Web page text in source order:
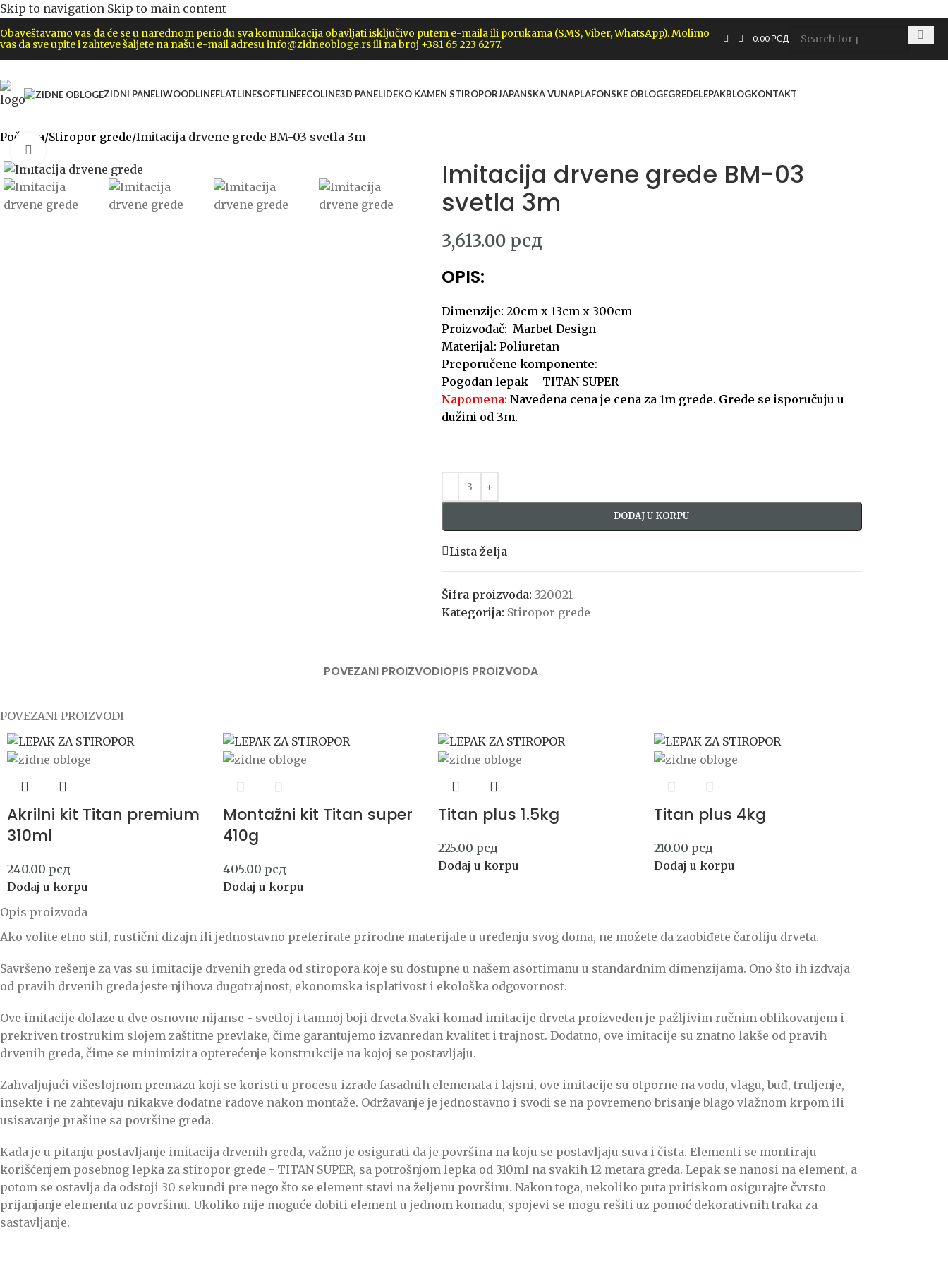
Skip to navigation Skip to main content
Obaveštavamo vas da će se u narednom periodu sva komunikacija obavljati isključivo putem e-maila ili porukama (SMS, Viber, WhatsApp). Molimo
vas da sve upite i zahteve šaljete na našu e-mail adresu info@zidneobloge.rs ili na broj +381 65 223 6277.
0.00 РСД
ZIDNI PANELIWOODLINEFLATLINESOFTLINEECOLINE3D PANELIDEKO KAMEN STIROPORJAPANSKA VUNAPLAFONSKE OBLOGEGREDELEPAKBLOGKONTAKT
Početna/Stiropor grede/Imitacija drvene grede BM-03 svetla 3m
Imitacija drvene grede BM-03
svetla 3m
3,613.00 рсд
OPIS:
Dimenzije: 20cm x 13cm x 300cm
Proizvođač: Marbet Design
Materijal: Poliuretan
Preporučene komponente:
Pogodan lepak– TITAN SUPER
Napomena: Navedena cena je cena za 1m grede. Grede se isporučuju u
dužini od 3m.
DODAJ U KORPU
Lista želja
Šifra proizvoda: 320021
Kategorija: Stiropor grede
POVEZANI PROIZVODIOPIS PROIZVODA
POVEZANI PROIZVODI
Akrilni kit Titan premium
310ml
240.00 рсд
Dodaj u korpu
Montažni kit Titan super
410g
405.00 рсд
Dodaj u korpu
Titan plus 1.5kg
225.00 рсд
Dodaj u korpu
Titan plus 4kg
210.00 рсд
Dodaj u korpu
Opis proizvoda
Ako volite etno stil, rustični dizajn ili jednostavno preferirate prirodne materijale u uređenju svog doma, ne možete da zaobiđete čaroliju drveta.
Savršeno rešenje za vas su imitacije drvenih greda od stiropora koje su dostupne u našem asortimanu u standardnim dimenzijama. Ono što ih izdvaja
od pravih drvenih greda jeste njihova dugotrajnost, ekonomska isplativost i ekološka odgovornost.
Ove imitacije dolaze u dve osnovne nijanse - svetloj i tamnoj boji drveta.Svaki komad imitacije drveta proizveden je pažljivim ručnim oblikovanjem i
prekriven trostrukim slojem zaštitne prevlake, čime garantujemo izvanredan kvalitet i trajnost. Dodatno, ove imitacije su znatno lakše od pravih
drvenih greda, čime se minimizira opterećenje konstrukcije na kojoj se postavljaju.
Zahvaljujući višeslojnom premazu koji se koristi u procesu izrade fasadnih elemenata i lajsni, ove imitacije su otporne na vodu, vlagu, buđ, truljenje,
insekte i ne zahtevaju nikakve dodatne radove nakon montaže. Održavanje je jednostavno i svodi se na povremeno brisanje blago vlažnom krpom ili
usisavanje prašine sa površine greda.
Kada je u pitanju postavljanje imitacija drvenih greda, važno je osigurati da je površina na koju se postavljaju suva i čista. Elementi se montiraju
korišćenjem posebnog lepka za stiropor grede - TITAN SUPER, sa potrošnjom lepka od 310ml na svakih 12 metara greda. Lepak se nanosi na element, a
potom se ostavlja da odstoji 30 sekundi pre nego što se element stavi na željenu površinu. Nakon toga, nekoliko puta pritiskom osigurajte čvrsto
prijanjanje elementa uz površinu. Ukoliko nije moguće dobiti element u jednom komadu, spojevi se mogu rešiti uz pomoć dekorativnih traka za
sastavljanje.